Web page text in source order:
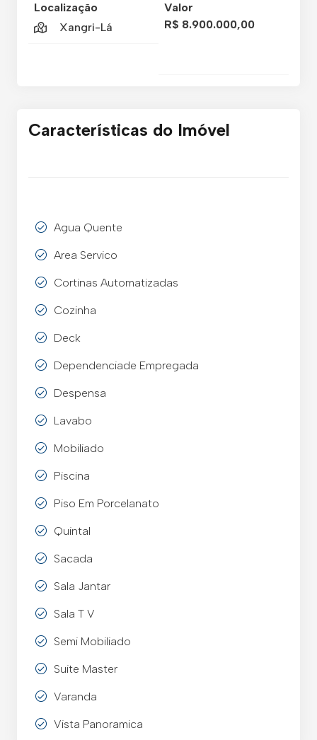
Localização
Xangri-Lá
Valor
R$ 8.900.000,00
Características do Imóvel
Agua Quente
Area Servico
Cortinas Automatizadas
Cozinha
Deck
Dependenciade Empregada
Despensa
Lavabo
Mobiliado
Piscina
Piso Em Porcelanato
Quintal
Sacada
Sala Jantar
Sala T V
Semi Mobiliado
Suite Master
Varanda
Vista Panoramica